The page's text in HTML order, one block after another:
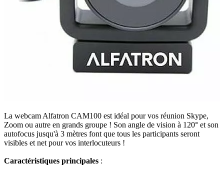
La webcam Alfatron CAM100 est idéal pour vos réunion Skype,
Zoom ou autre en grands groupe ! Son angle de vision à 120° et son
autofocus jusqu'à 3 mètres font que tous les participants seront
visibles et net pour vos interlocuteurs !
Caractéristiques principales :